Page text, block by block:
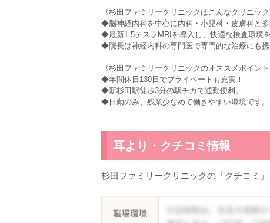
《杉田ファミリークリニックはこんなクリニック
◆脳神経内科を中心に内科・小児科・皮膚科と多
◆最新1.5テスラMRIを導入し、快適な検査環境を
◆院長は神経内科の専門医で専門的な治療にも携
《杉田ファミリークリニックのオススメポイント
◆年間休日130日でプライベートも充実！
◆新杉田駅徒歩3分の駅チカで通勤便利。
◆日勤のみ、残業少なめで働きやすい環境です。
耳より・クチコミ情報
杉田ファミリークリニックの「クチコミ